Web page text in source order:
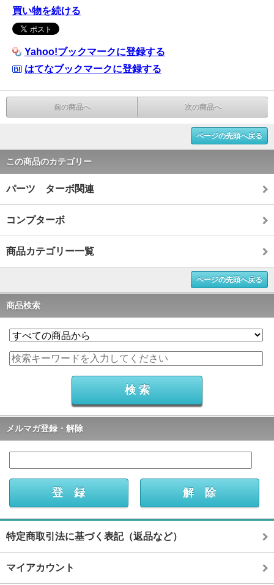
買い物を続ける
Yahoo!ブックマークに登録する
はてなブックマークに登録する
前の商品へ 次の商品へ
ページの先頭へ戻る
この商品のカテゴリー
パーツ ターボ関連
コンプターボ
商品カテゴリー一覧
ページの先頭へ戻る
商品検索
メルマガ登録・解除
特定商取引法に基づく表記（返品など）
マイアカウント